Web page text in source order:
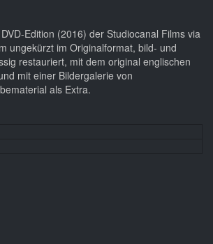
Edition (2016) der Studiocanal Films via
ungekürzt im Originalformat, bild- und
restauriert, mit dem original englischen
mit einer Bildergalerie von
als Extra.